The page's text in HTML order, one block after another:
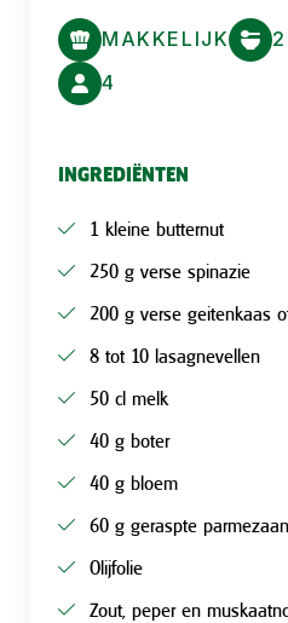
MAKKELIJK
4
INGREDIËNTEN
1 kleine butternut
250 g verse spinazie
200 g verse geitenkaas
8 tot 10 lasagnevellen
50 cl melk
40 g boter
40 g bloem
60 g geraspte parmezaan
Olijfolie
Zout, peper en